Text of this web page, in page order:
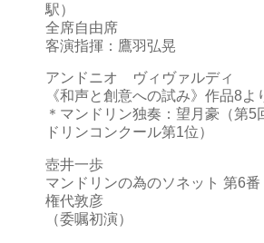
駅）
全席自由席
客演指揮：鷹羽弘晃
アンドニオ ヴィヴァルディ
《和声と創意への試み》作品8よ
＊マンドリン独奏：望月豪（第5
ドリンコンクール第1位）
壺井一歩
マンドリンの為のソネット 第6番
権代敦彦
（委嘱初演）